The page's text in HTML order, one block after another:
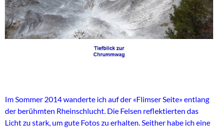
Im Sommer 2014 wanderte ich auf der «Flimser Seite» entlang
der berühmten Rheinschlucht. Die Felsen reflektierten das
Licht zu stark, um gute Fotos zu erhalten. Seither habe ich eine